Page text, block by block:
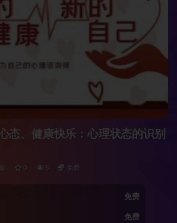
态、健康快乐：心理状态的识别
0 5 免费
免费
免费